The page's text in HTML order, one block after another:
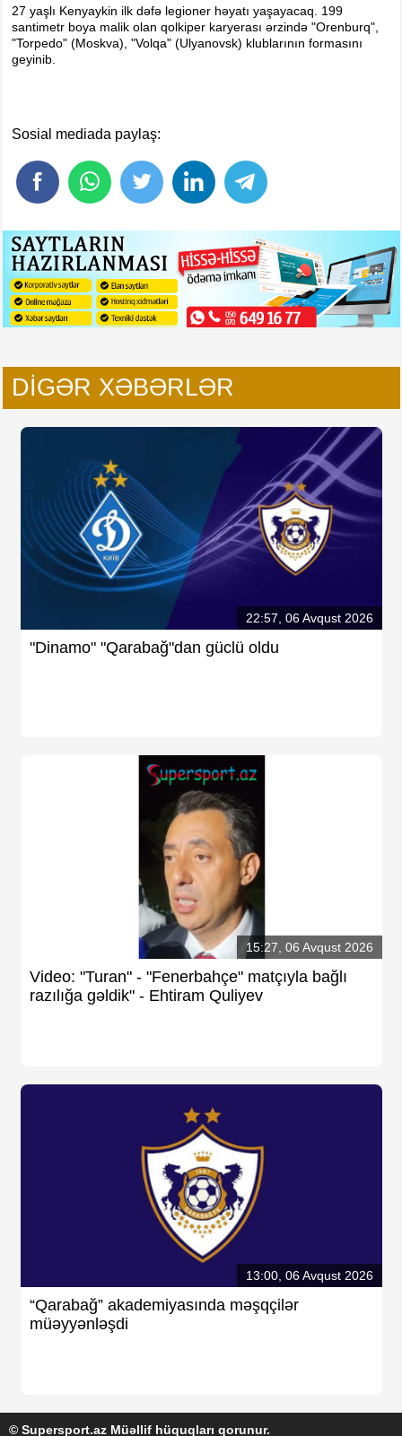
Tokio-2020
Layihə
Dünya Kuboku-2022
27 yaşlı Kenyaykin ilk dəfə legioner həyatı yaşayacaq. 199
santimetr boya malik olan qolkiper karyerası ərzində "Orenburq",
"Torpedo" (Moskva), "Volqa" (Ulyanovsk) klublarının formasını
geyinib.
Sosial mediada paylaş:
DIGƏR XƏBƏRLƏR
22:57, 06 Avqust 2026
"Dinamo" "Qarabağ"dan güclü oldu
15:27, 06 Avqust 2026
Video: "Turan" - "Fenerbahçe" matçıyla bağlı
razılığa gəldik" - Ehtiram Quliyev
13:00, 06 Avqust 2026
“Qarabağ” akademiyasında məşqçilər
müəyyənləşdi
© Supersport.az Müəllif hüquqları qorunur.